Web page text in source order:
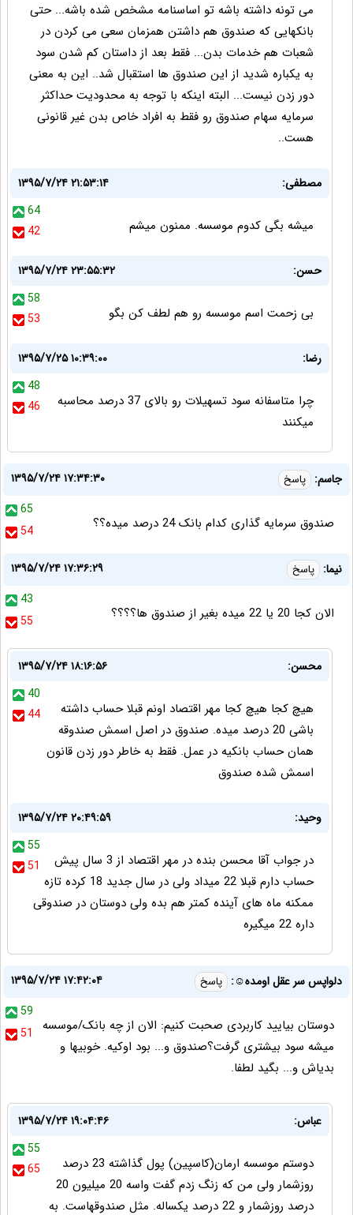
می تونه داشته باشه تو اساسنامه مشخص شده باشه... حتی
بانکهایی که صندوق هم داشتن همزمان سعی می کردن در
شعبات هم خدمات بدن... فقط بعد از داستان کم شدن سود
به یکباره شدید از این صندوق ها استقبال شد.. این به معنی
دور زدن نیست... البته اینکه با توجه به محدودیت حداکثر
سرمایه سهام صندوق رو فقط به افراد خاص بدن غیر قانونی
هست..
مصطفی:
۱۳۹۵/۷/۲۴ ۲۱:۵۳:۱۴
64
42
میشه بگی کدوم موسسه. ممنون میشم
حسن:
۱۳۹۵/۷/۲۴ ۲۳:۵۵:۳۲
58
53
بی زحمت اسم موسسه رو هم لطف کن بگو
رضا:
۱۳۹۵/۷/۲۵ ۱۰:۳۹:۰۰
48
46
چرا متاسفانه سود تسهیلات رو بالای 37 درصد محاسبه
میکنند
جاسم: پاسخ
۱۳۹۵/۷/۲۴ ۱۷:۳۴:۳۰
65
54
صندوق سرمایه گذاری کدام بانک 24 درصد میده؟؟
نیما: پاسخ
۱۳۹۵/۷/۲۴ ۱۷:۳۶:۲۹
43
55
الان کجا 20 یا 22 میده بغیر از صندوق ها؟؟؟؟
محسن:
۱۳۹۵/۷/۲۴ ۱۸:۱۶:۵۶
40
44
هیچ کجا هیچ کجا مهر اقتصاد اونم قبلا حساب داشته
باشی 20 درصد میده. صندوق در اصل اسمش صندوقه
همان حساب بانکیه در عمل. فقط به خاطر دور زدن قانون
اسمش شده صندوق
وحید:
۱۳۹۵/۷/۲۴ ۲۰:۴۹:۵۹
55
51
در جواب آقا محسن بنده در مهر اقتصاد از 3 سال پیش
حساب دارم قبلا 22 میداد ولی در سال جدید 18 کرده تازه
ممکنه ماه های آینده کمتر هم بده ولی دوستان در صندوقی
داره 22 میگیره
دلواپس سر عقل اومده☺: پاسخ
۱۳۹۵/۷/۲۴ ۱۷:۴۲:۰۴
59
51
دوستان بیایید کاربردی صحبت کنیم: الان از چه بانک/موسسه
میشه سود بیشتری گرفت؟صندوق و... بود اوکیه. خوبیها و
بدیاش و... بگید لطفا.
عباس:
۱۳۹۵/۷/۲۴ ۱۹:۰۴:۴۶
55
65
دوستم موسسه ارمان(کاسپین) پول گذاشته 23 درصد
روزشمار ولی من که زنگ زدم گفت واسه 20 میلیون 20
درصد روزشمار و 22 درصد یکساله. مثل صندوقهاست. به